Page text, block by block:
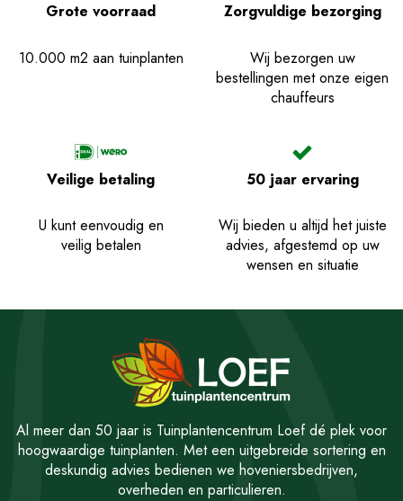
Grote voorraad
10.000 m2 aan tuinplanten
Zorgvuldige bezorging
Wij bezorgen uw
bestellingen met onze eigen
chauffeurs
Veilige betaling
U kunt eenvoudig en
veilig betalen
50 jaar ervaring
Wij bieden u altijd het juiste
advies, afgestemd op uw
wensen en situatie
Al meer dan 50 jaar is Tuinplantencentrum Loef dé plek voor
hoogwaardige tuinplanten. Met een uitgebreide sortering en
deskundig advies bedienen we hoveniersbedrijven,
overheden en particulieren.